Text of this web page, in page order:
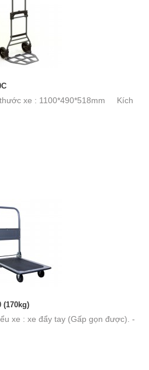
thước xe : 1100*490*518mm Kích
(170kg)
xe : xe đẩy tay (Gấp gọn được). -